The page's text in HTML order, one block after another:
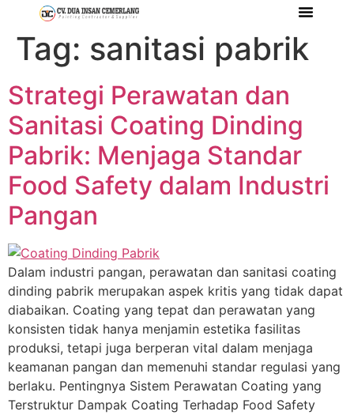
Tag: sanitasi pabrik
Strategi Perawatan dan
Sanitasi Coating Dinding
Pabrik: Menjaga Standar
Food Safety dalam Industri
Pangan
Dalam industri pangan, perawatan dan sanitasi coating
dinding pabrik merupakan aspek kritis yang tidak dapat
diabaikan. Coating yang tepat dan perawatan yang
konsisten tidak hanya menjamin estetika fasilitas
produksi, tetapi juga berperan vital dalam menjaga
keamanan pangan dan memenuhi standar regulasi yang
berlaku. Pentingnya Sistem Perawatan Coating yang
Terstruktur Dampak Coating Terhadap Food Safety